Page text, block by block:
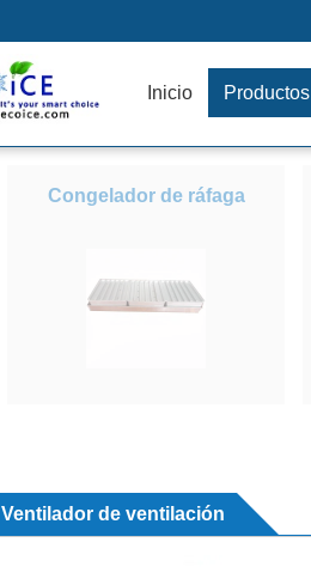
Inicio Productos
Congelador de ráfaga
Ventilador de ventilación